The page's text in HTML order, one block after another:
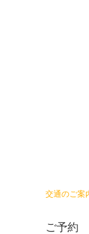
交通のご案
ご予約